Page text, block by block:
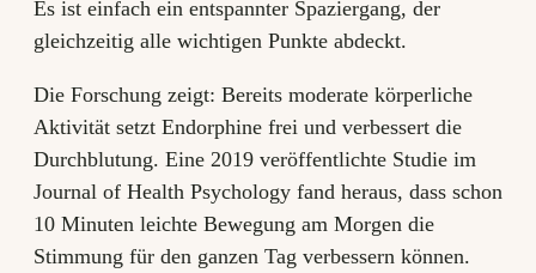
Es ist einfach ein entspannter Spaziergang, der
gleichzeitig alle wichtigen Punkte abdeckt.
Die Forschung zeigt: Bereits moderate körperliche
Aktivität setzt Endorphine frei und verbessert die
Durchblutung. Eine 2019 veröffentlichte Studie im
Journal of Health Psychology fand heraus, dass schon
10 Minuten leichte Bewegung am Morgen die
Stimmung für den ganzen Tag verbessern können.